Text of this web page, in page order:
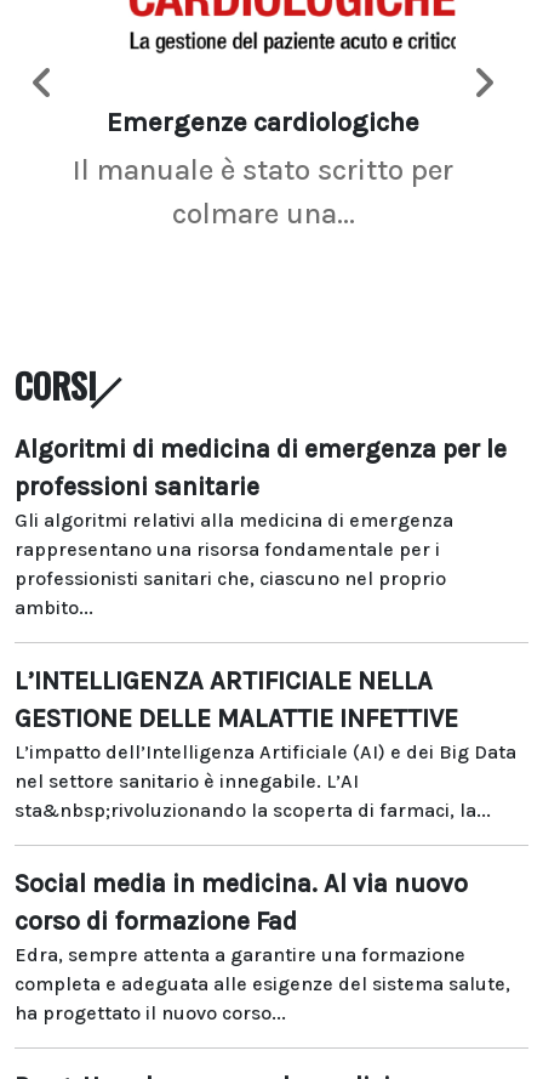
Emergenze cardiologiche
Il manuale è stato scritto per
colmare una...
CORSI
Algoritmi di medicina di emergenza per le
professioni sanitarie
Gli algoritmi relativi alla medicina di emergenza
rappresentano una risorsa fondamentale per i
professionisti sanitari che, ciascuno nel proprio
ambito...
L’INTELLIGENZA ARTIFICIALE NELLA
GESTIONE DELLE MALATTIE INFETTIVE
L’impatto dell’Intelligenza Artificiale (AI) e dei Big Data
nel settore sanitario è innegabile. L’AI
sta&nbsp;rivoluzionando la scoperta di farmaci, la...
Social media in medicina. Al via nuovo
corso di formazione Fad
Edra, sempre attenta a garantire una formazione
completa e adeguata alle esigenze del sistema salute,
ha progettato il nuovo corso...